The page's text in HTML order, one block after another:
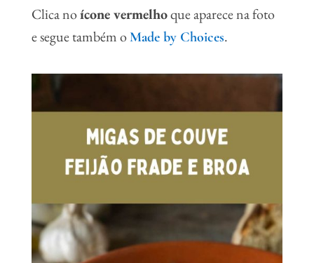
Clica noícone vermelhoque aparece na foto
e segue também oMade by Choices.